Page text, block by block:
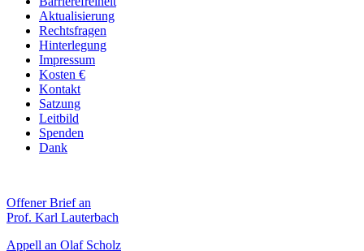
Aktualisierung
Rechtsfragen
Hinterlegung
Impressum
Kosten €
Kontakt
Satzung
Leitbild
Spenden
Dank
Offener Brief an
Prof. Karl Lauterbach
Appell an Olaf Scholz